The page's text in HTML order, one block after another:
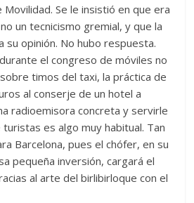
Movilidad. Se le insistió en que era
un tecnicismo gremial, y que la
su opinión. No hubo respuesta.
el congreso de móviles no
timos del taxi, la práctica de
al conserje de un hotel a
radioemisora concreta y servirle
es algo muy habitual. Tan
Barcelona, pues el chófer, en su
pequeña inversión, cargará el
al arte del birlibirloque con el